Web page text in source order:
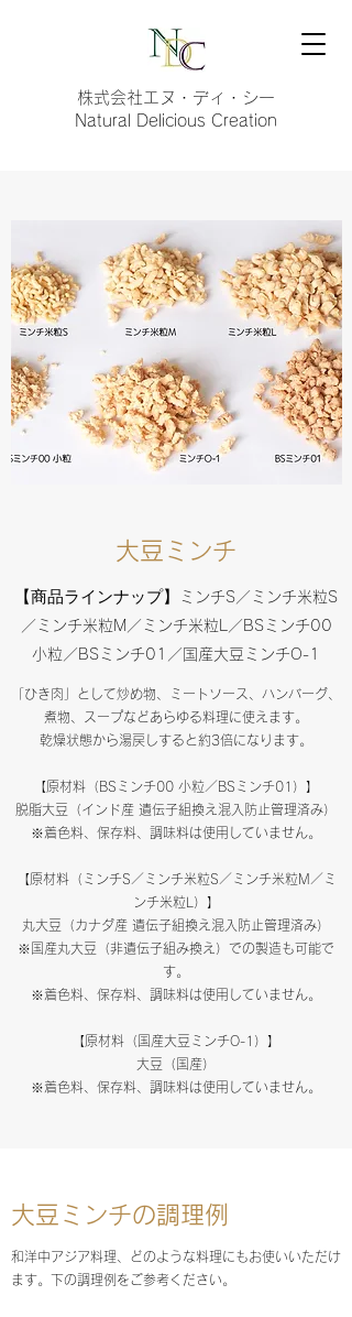
株式会社エヌ・ディ・シー
Natural Delicious Creation
大豆ミンチ
【商品ラインナップ】
ミンチS／ミンチ米粒S
／ミンチ米粒M／ミンチ米粒L／BSミンチ00
小粒／BSミンチ01／国産大豆ミンチO-1
「ひき肉」として炒め物、ミートソース、ハンバーグ、
煮物、スープなどあらゆる料理に使えます。
乾燥状態から湯戻しすると約3倍になります。
【原材料（BSミンチ00 小粒／BSミンチ01）】
脱脂大豆（インド産 遺伝子組換え混入防止管理済み）
※着色料、保存料、調味料は使用していません。
【原材料（ミンチS／ミンチ米粒S／ミンチ米粒M／ミ
ンチ米粒L）】
丸大豆（カナダ産 遺伝子組換え混入防止管理済み）
※国産丸大豆（非遺伝子組み換え）での製造も可能で
す。
※着色料、保存料、調味料は使用していません。
【原材料（国産大豆ミンチO-1）】
大豆（国産）
※着色料、保存料、調味料は使用していません。
大豆ミンチの調理例
和洋中アジア料理、どのような料理にもお使いいただけ
ます。下の調理例をご参考ください。